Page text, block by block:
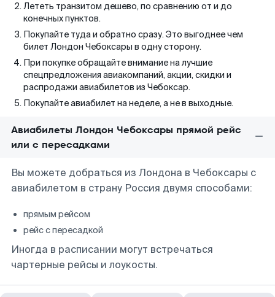
Лететь транзитом дешево, по сравнению от и до
конечных пунктов.
Покупайте туда и обратно сразу. Это выгоднее чем
билет Лондон Чебоксары в одну сторону.
При покупке обращайте внимание на лучшие
спецпредложения авиакомпаний, акции, скидки и
распродажи авиабилетов из Чебоксар.
Покупайте авиабилет на неделе, а не в выходные.
Авиабилеты Лондон Чебоксары прямой рейс
или с пересадками
Вы можете добраться из Лондона в Чебоксары с
авиабилетом в страну Россия двумя способами:
прямым рейсом
рейс с пересадкой
Иногда в расписании могут встречаться
чартерные рейсы и лоукосты.